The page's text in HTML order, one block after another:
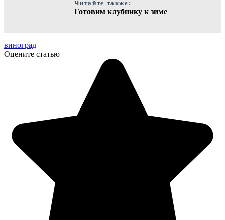
Читайте также:
Готовим клубнику к зиме
виноград
Оцените статью